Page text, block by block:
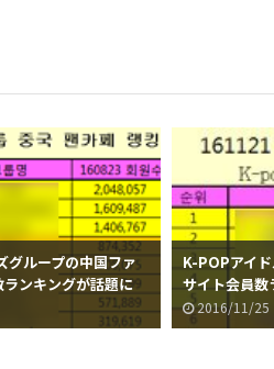
グループの中国ファ
ンキングが話題に
K-POPアイ
サイト会員数
（16年11月）
2016/11/25